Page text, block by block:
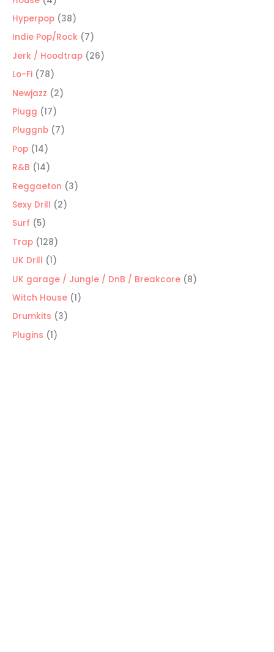
productos
Hyperpop 3838
productos
Indie Pop/Rock 77
productos
Jerk / Hoodtrap 2626
Lo-Fi 7878
productos
Newjazz 22
Plugg 1717
productos
Pluggnb 77
Pop 1414
productos
R&B 1414
productos
Reggaeton 33
Sexy Drill 22
Surf 55
productos
Trap 128128
productos
UK Drill 11
producto
UK garage / Jungle / DnB / Breakcore 88
Witch House 11
Drumkits 33
Plugins 11